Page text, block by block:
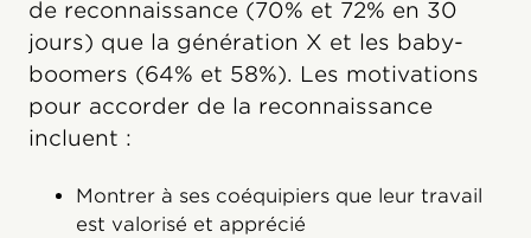
de reconnaissance (70% et 72% en 30
jours) que la génération X et les baby-
boomers (64% et 58%). Les motivations
pour accorder de la reconnaissance
incluent :
Montrer à ses coéquipiers que leur travail
est valorisé et apprécié